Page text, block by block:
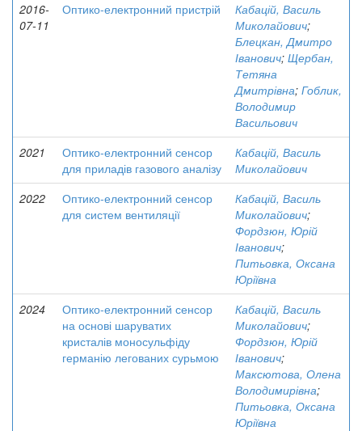
2016-
07-11
Оптико-електронний пристрій
Кабацій, Василь
Миколайович;
Блецкан, Дмитро
Іванович; Щербан,
Тетяна
Дмитрівна; Гоблик,
Володимир
Васильович
2021
Оптико-електронний сенсор
для приладів газового аналізу
Кабацій, Василь
Миколайович
2022
Оптико-електронний сенсор
для систем вентиляції
Кабацій, Василь
Миколайович;
Фордзюн, Юрій
Іванович;
Питьовка, Оксана
Юріївна
2024
Оптико-електронний сенсор
на основі шаруватих
кристалів моносульфіду
германію легованих сурьмою
Кабацій, Василь
Миколайович;
Фордзюн, Юрій
Іванович;
Максютова, Олена
Володимирівна;
Питьовка, Оксана
Юріївна